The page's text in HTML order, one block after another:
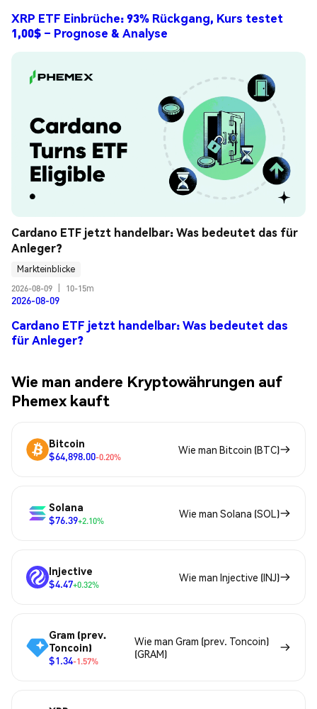
XRP ETF Einbrüche: 93% Rückgang, Kurs testet
1,00$ – Prognose & Analyse
Cardano ETF jetzt handelbar: Was bedeutet das für
Anleger?
Markteinblicke
2026-08-09
10-15m
2026-08-09
Cardano ETF jetzt handelbar: Was bedeutet das
für Anleger?
Wie man andere Kryptowährungen auf
Phemex kauft
Bitcoin
$64,898.00-0.20%
Wie man Bitcoin (BTC)
Solana
$76.39+2.10%
Wie man Solana (SOL)
Injective
$4.47+0.32%
Wie man Injective (INJ)
Gram (prev.
Toncoin)
$1.34-1.57%
Wie man Gram (prev. Toncoin)
(GRAM)